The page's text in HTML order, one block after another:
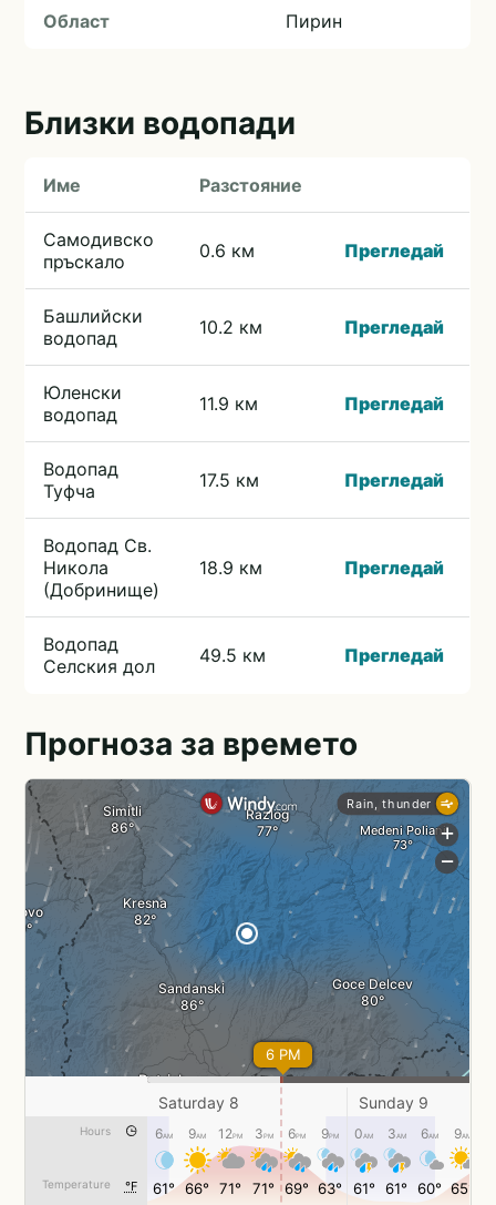
Област Пирин
Близки водопади
Име Разстояние
Самодивско
пръскало
0.6 км Прегледай
Башлийски
водопад
10.2 км Прегледай
Юленски
водопад
11.9 км Прегледай
Водопад
Туфча
17.5 км Прегледай
Водопад Св.
Никола
(Добринище)
18.9 км Прегледай
Водопад
Селския дол
49.5 км Прегледай
Прогноза за времето